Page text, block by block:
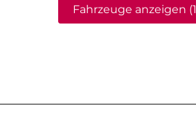
Fahrzeuge anzeigen (1